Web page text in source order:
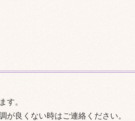
す。
良くない時はご連絡ください。